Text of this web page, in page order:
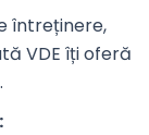
întreținere,
VDE îți oferă